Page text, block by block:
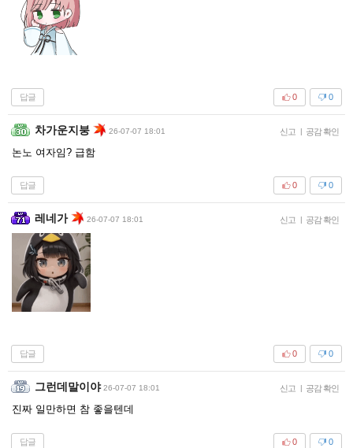
답글 0
0
차가운지붕 26-07-07 18:01 신고 | 공감 확인
논노 여자임? 급함
답글 0
0
레네가 26-07-07 18:01 신고 | 공감 확인
답글 0
0
그런데말이야 26-07-07 18:01 신고 | 공감 확인
진짜 일만하면 참 좋을텐데
답글 0
0